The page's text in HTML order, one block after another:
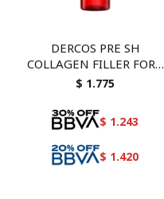
DERCOS PRE SH
COLLAGEN FILLER FORT
150
$ 1.775
$ 1.243
$ 1.420